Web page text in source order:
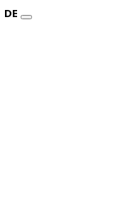
DE